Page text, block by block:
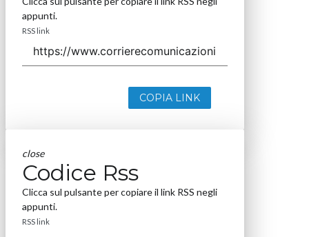
appunti.
RSS link
COPIA LINK
close
Codice Rss
Clicca sul pulsante per copiare il link RSS negli
appunti.
RSS link